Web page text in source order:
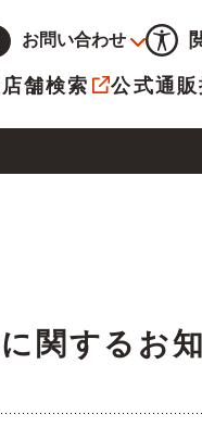
お問い合わせ
通常 黒
大
店舗検索 公式通販
イオ
海外
関するお